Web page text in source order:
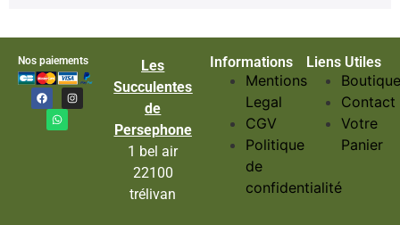
Nos paiements
Les
Succulentes
de
Persephone
1 bel air
22100
trélivan
Informations
Mentions
Legal
CGV
Politique
de
confidentialité
Liens Utiles
Contact
Votre
Panier